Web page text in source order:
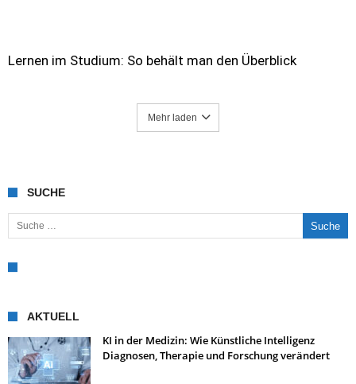
Lernen im Studium: So behält man den Überblick
Mehr laden
SUCHE
Suche nach:
AKTUELL
KI in der Medizin: Wie Künstliche Intelligenz
Diagnosen, Therapie und Forschung verändert